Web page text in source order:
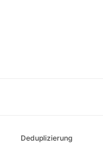
Deduplizierung